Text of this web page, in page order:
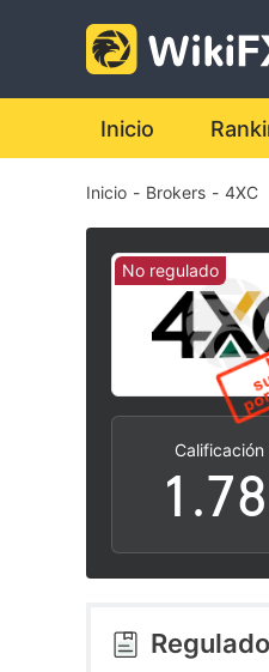
Inicio
Inicio - Brokers - 4XC
No regulado
Calificación
0
1
2
3
.
1
2
3
4
5
6
7
8
9
2
3
4
5
6
7
8
9